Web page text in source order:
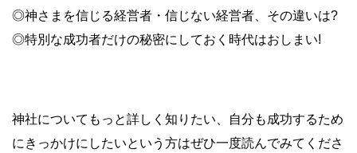
◎神さまを信じる経営者・信じない経営者、その違いは?
◎特別な成功者だけの秘密にしておく時代はおしまい!
神社についてもっと詳しく知りたい、自分も成功するため
にきっかけにしたいという方はぜひ一度読んでみてくださ